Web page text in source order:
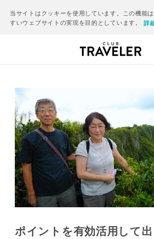
当サイトはクッキーを使用しています。この機能
すいウェブサイトの実現を目的としています。
詳
ポイントを有効活用して出